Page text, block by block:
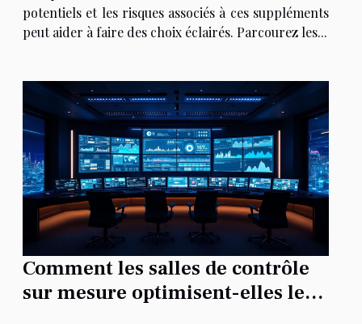
potentiels et les risques associés à ces suppléments
peut aider à faire des choix éclairés. Parcourez les...
Comment les salles de contrôle
sur mesure optimisent-elles les